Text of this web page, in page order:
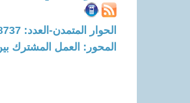
الحوار المتمدن-العدد: 8737 - 2026 / 6 / 15 - 07:14
المحور: العمل المشترك